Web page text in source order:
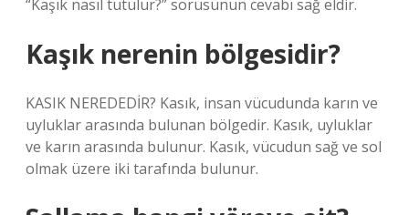
“Kaşık nasıl tutulur?” sorusunun cevabı sağ eldir.
Kaşık nerenin bölgesidir?
KASIK NEREDEDİR? Kasık, insan vücudunda karın ve
uyluklar arasında bulunan bölgedir. Kasık, uyluklar
ve karın arasında bulunur. Kasık, vücudun sağ ve sol
olmak üzere iki tarafında bulunur.